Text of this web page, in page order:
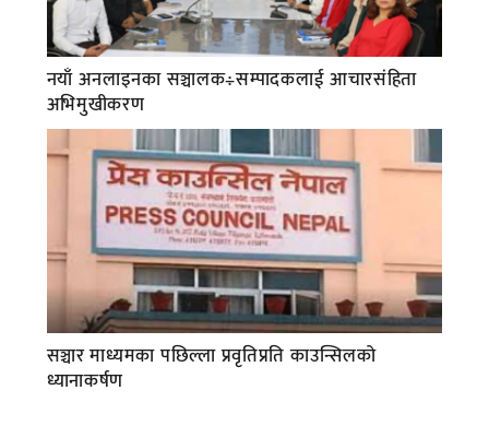
नयाँ अनलाइनका सञ्चालक÷सम्पादकलाई आचारसंहिता
अभिमुखीकरण
सञ्चार माध्यमका पछिल्ला प्रवृतिप्रति काउन्सिलको
ध्यानाकर्षण